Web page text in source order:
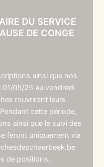
DU SERVICE
DE CONGE
ainsi que nos
05/25 au vendredi
rouvriront leurs
cette période,
ainsi que le suivi des
feront uniquement via
de positions,